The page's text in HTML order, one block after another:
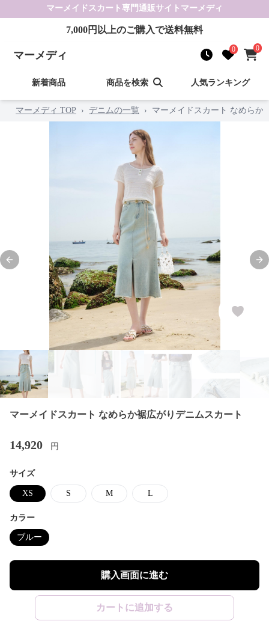
マーメイドスカート 専門通販サイト マーメディ
7,000円以上のご購入で送料無料
マーメディ 0 0
新着商品 商品を検索 人気ランキング
マーメディ TOP › デニムの一覧 › マーメイドスカート なめらか
Previous slide
マーメイドスカート なめらか裾広がりデニムスカート
14,920 円
サイズ
XS S M L
カラー
ブルー
購入画面に進む
カートに追加する